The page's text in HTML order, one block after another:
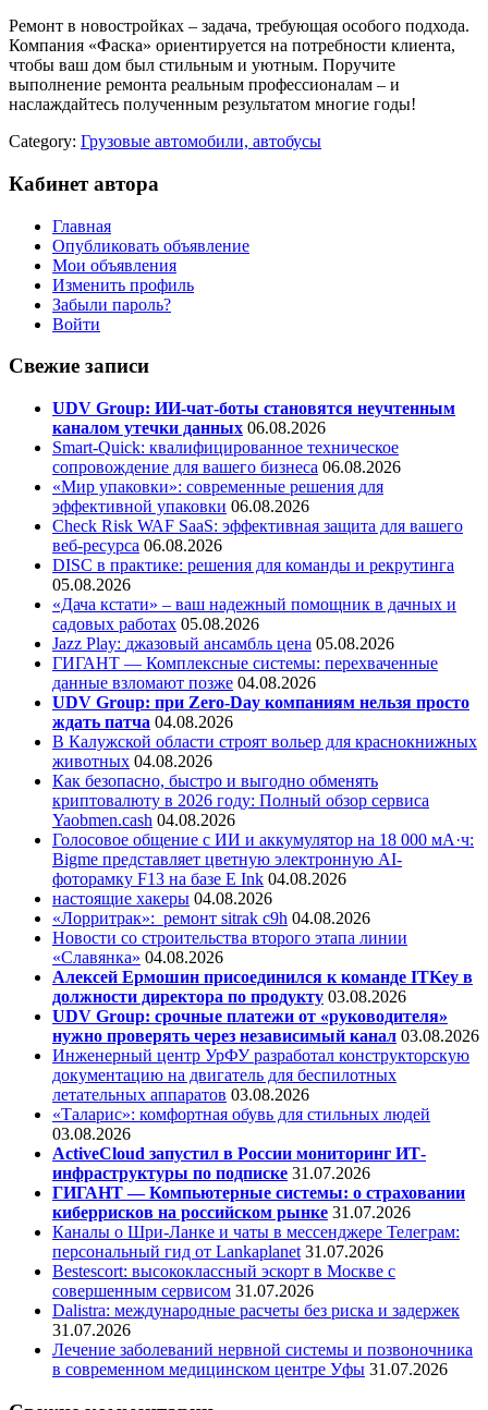
Ремонт в новостройках – задача, требующая особого подхода.
Компания «Фаска» ориентируется на потребности клиента,
чтобы ваш дом был стильным и уютным. Поручите
выполнение ремонта реальным профессионалам – и
наслаждайтесь полученным результатом многие годы!
Category: Грузовые автомобили, автобусы
Кабинет автора
Главная
Опубликовать объявление
Мои объявления
Изменить профиль
Забыли пароль?
Войти
Свежие записи
UDV Group: ИИ-чат-боты становятся неучтенным
каналом утечки данных 06.08.2026
Smart-Quick: квалифицированное техническое
сопровождение для вашего бизнеса 06.08.2026
«Мир упаковки»: современные решения для
эффективной упаковки 06.08.2026
Check Risk WAF SaaS: эффективная защита для вашего
веб-ресурса 06.08.2026
DISC в практике: решения для команды и рекрутинга
05.08.2026
«Дача кстати» – ваш надежный помощник в дачных и
садовых работах 05.08.2026
Jazz Play: джазовый ансамбль цена 05.08.2026
ГИГАНТ — Комплексные системы: перехваченные
данные взломают позже 04.08.2026
UDV Group: при Zero-Day компаниям нельзя просто
ждать патча 04.08.2026
В Калужской области строят вольер для краснокнижных
животных 04.08.2026
Как безопасно, быстро и выгодно обменять
криптовалюту в 2026 году: Полный обзор сервиса
Yaobmen.cash 04.08.2026
Голосовое общение с ИИ и аккумулятор на 18 000 мА·ч:
Bigme представляет цветную электронную AI-
фоторамку F13 на базе E Ink 04.08.2026
настоящие хакеры 04.08.2026
«Лорритрак»: ремонт sitrak c9h 04.08.2026
Новости со строительства второго этапа линии
«Славянка» 04.08.2026
Алексей Ермошин присоединился к команде ITKey в
должности директора по продукту 03.08.2026
UDV Group: срочные платежи от «руководителя»
нужно проверять через независимый канал 03.08.2026
Инженерный центр УрФУ разработал конструкторскую
документацию на двигатель для беспилотных
летательных аппаратов 03.08.2026
«Таларис»: комфортная обувь для стильных людей
03.08.2026
ActiveCloud запустил в России мониторинг ИТ-
инфраструктуры по подписке 31.07.2026
ГИГАНТ — Компьютерные системы: о страховании
киберрисков на российском рынке 31.07.2026
Каналы о Шри-Ланке и чаты в мессенджере Телеграм:
персональный гид от Lankaplanet 31.07.2026
Bestescort: высококлассный эскорт в Москве с
совершенным сервисом 31.07.2026
Dalistra: международные расчеты без риска и задержек
31.07.2026
Лечение заболеваний нервной системы и позвоночника
в современном медицинском центре Уфы 31.07.2026